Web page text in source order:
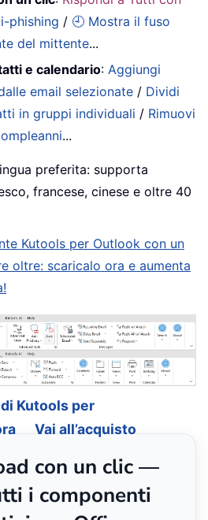
phishing / 🕘 Mostra il fuso
del mittente...
e calendario: Aggiungi
email selezionate / Dividi
in gruppi individuali / Rimuovi
...
preferita: supporta
francese, cinese e oltre 40
Kutools per Outlook con un
oltre: scaricalo ora e aumenta
Kutools per
Vai all’acquisto
con un clic —
i componenti